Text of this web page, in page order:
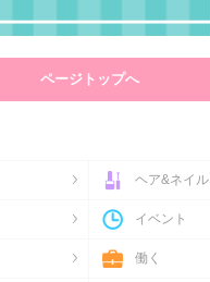
ページトップへ
ヘア&ネイル
イベント
働く